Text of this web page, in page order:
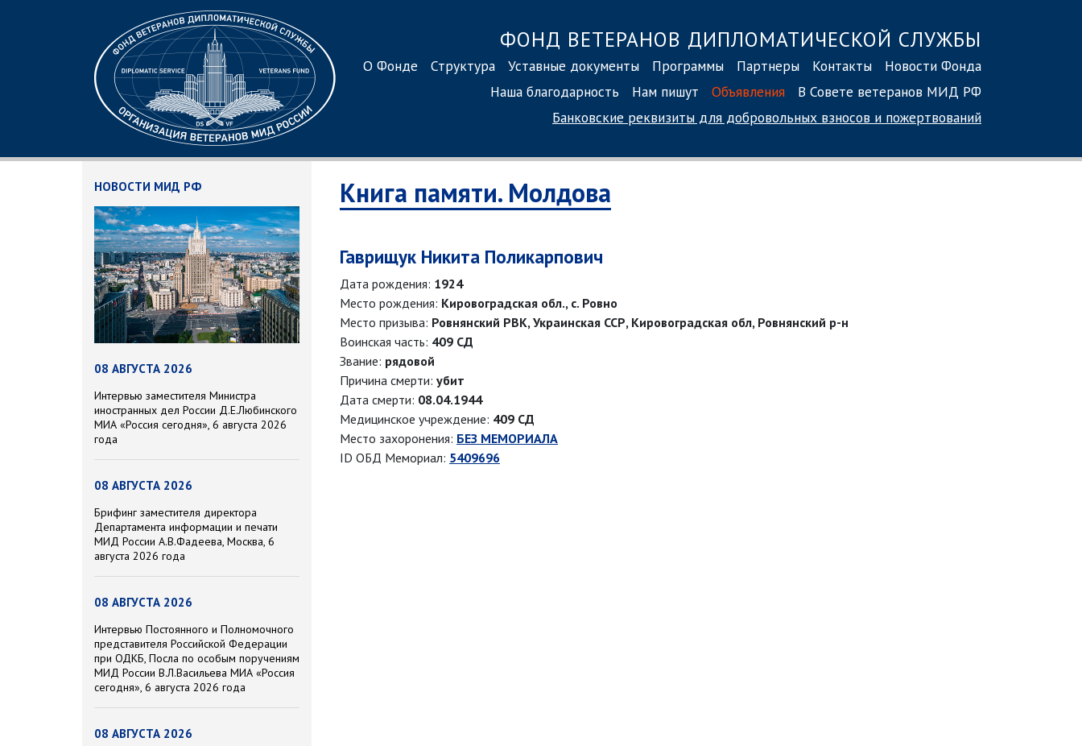
ФОНД ВЕТЕРАНОВ ДИПЛОМАТИЧЕСКОЙ СЛУЖБЫ
О Фонде Структура Уставные документы Программы Партнеры Контакты
Новости Фонда
Наша благодарность
Нам пишут Объявления
В Совете ветеранов МИД РФ
Банковские реквизиты для добровольных взносов и пожертвований
НОВОСТИ МИД РФ
08 АВГУСТА 2026
Интервью заместителя Министра
иностранных дел России Д.Е.Любинского
МИА «Россия сегодня», 6 августа 2026
года
08 АВГУСТА 2026
Брифинг заместителя директора
Департамента информации и печати
МИД России А.В.Фадеева, Москва, 6
августа 2026 года
08 АВГУСТА 2026
Интервью Постоянного и Полномочного
представителя Российской Федерации
при ОДКБ, Посла по особым поручениям
МИД России В.Л.Васильева МИА «Россия
сегодня», 6 августа 2026 года
08 АВГУСТА 2026
Книга памяти. Молдова
Гаврищук Никита Поликарпович
Дата рождения: 1924
Место рождения: Кировоградская обл., с. Ровно
Место призыва: Ровнянский РВК, Украинская ССР, Кировоградская обл, Ровнянский р-н
Воинская часть: 409 СД
Звание: рядовой
Причина смерти: убит
Дата смерти: 08.04.1944
Медицинское учреждение: 409 СД
Место захоронения: БЕЗ МЕМОРИАЛА
ID ОБД Мемориал: 5409696